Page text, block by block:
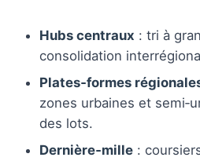
Hubs centraux : tri à
consolidation
Plates‑formes
zones urbaines et
des lots.
Dernière‑mille :